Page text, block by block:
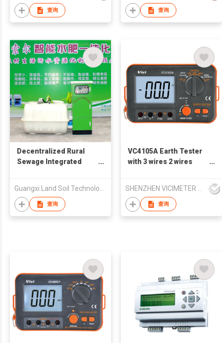
查询
Module
查询
Decentralized Rural
Sewage Integrated
System
Guangxi Land Soil Technology Co., Ltd.
查询
VC4105A Earth Tester
with 3 wires 2 wires
SHENZHEN VICIMETER TECHNOLOGY CO.,LTD.
查询